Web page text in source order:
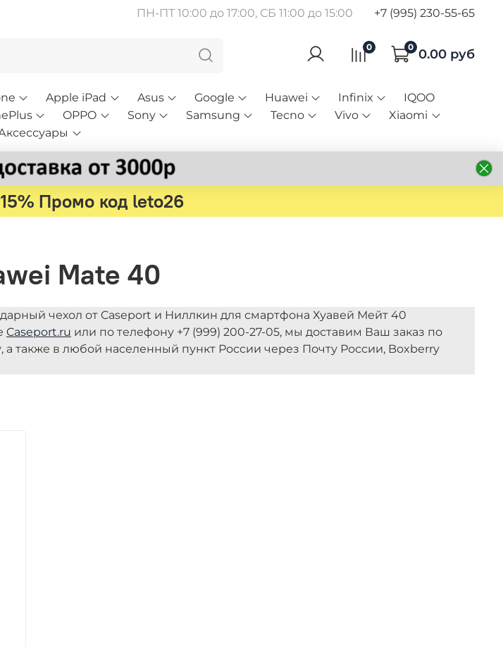
ПН-ПТ 10:00 до 17:00, СБ 11:00 до 15:00 +7 (995) 230-55-65
0 0 0.00 руб
Apple iPad Asus Google Huawei Infinix
IQOO
OPPO Sony Samsung Tecno Vivo
Xiaomi
Промо код leto26
Mate 40
чехол от Caseport и Ниллкин для смартфона Хуавей Мейт 40
Caseport.ru или по телефону +7 (999) 200-27-05, мы доставим Ваш заказ по
а также в любой населенный пункт России через Почту России, Boxberry